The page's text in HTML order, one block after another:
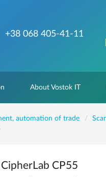
+38 068 405-41-11
About Vostok IT
automation of trade
CP55